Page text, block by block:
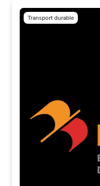
Transport durable